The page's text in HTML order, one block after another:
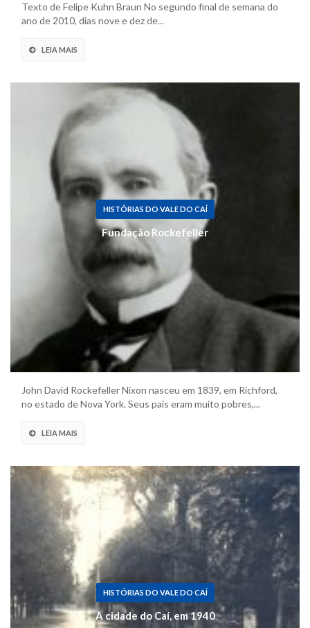
Texto de Felipe Kuhn Braun No segundo final de semana do
ano de 2010, dias nove e dez de...
LEIA MAIS
HISTÓRIAS DO VALE DO CAÍ
Fundação Rockefeller
John David Rockefeller Nixon nasceu em 1839, em Richford,
no estado de Nova York. Seus pais eram muito pobres,...
LEIA MAIS
HISTÓRIAS DO VALE DO CAÍ
A cidade do Caí, em 1940